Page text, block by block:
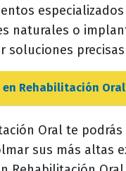
naturales o
soluciones
en Rehabilitación Oral
Oral te
sus más altas